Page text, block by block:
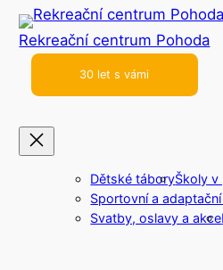
Přeskočit
naRekreační centrum Pohoda
30 let s vámi
Dětské táboryŠkoly v
Sportovní a
Svatby, oslavy a akce